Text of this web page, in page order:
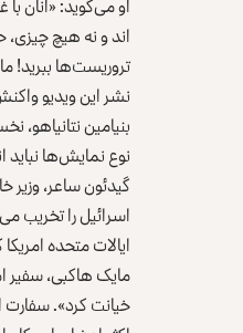
اند و نه هیچ چیزی،
تروریست‌ها ببرید!
نشر این ویدیو
بنیامین
نوع نمایش‌ها
گیدئون ساعر، وزیر
اسرائیل را تخریب
ایالات متحده
مایک هاکبی، سفیر
خیانت کرد». سفارت